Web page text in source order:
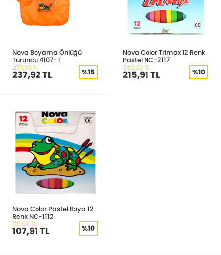
Nova Boyama Önlüğü
Turuncu 4107-T
279,90 TL
237,92 TL %15
Nova Color Trimax 12 Renk
Pastel NC-2117
239,90 TL
215,91 TL %10
Nova Color Pastel Boya 12
Renk NC-1112
119,90 TL
107,91 TL %10